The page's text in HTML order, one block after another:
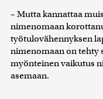
– Mutta kannattaa
nimenomaan
työtulovähennyksen
nimenomaan on tehty
myönteinen vaikutus
asemaan.